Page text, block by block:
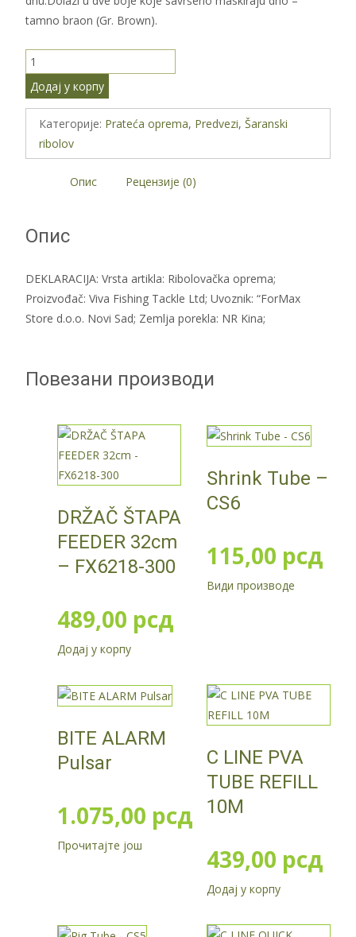
tamno braon (Gr. Brown).
Carp Pro Sinking Hooklink Gravel Brown 10m 15lb CP3810-015
количина
Додај у корпу
Категорије: Prateća oprema, Predvezi, Šaranski
ribolov
Опис Рецензије (0)
Опис
DEKLARACIJA: Vrsta artikla: Ribolovačka oprema;
Proizvođač: Viva Fishing Tackle Ltd; Uvoznik: “ForMax
Store d.o.o. Novi Sad; Zemlja porekla: NR Kina;
Повезани производи
DRŽAČ ŠTAPA
FEEDER 32cm
– FX6218-300
489,00 рсд
Додај у корпу
Shrink Tube –
CS6
115,00 рсд
Види производе
BITE ALARM
Pulsar
1.075,00 рсд
Прочитајте још
C LINE PVA
TUBE REFILL
10M
439,00 рсд
Додај у корпу